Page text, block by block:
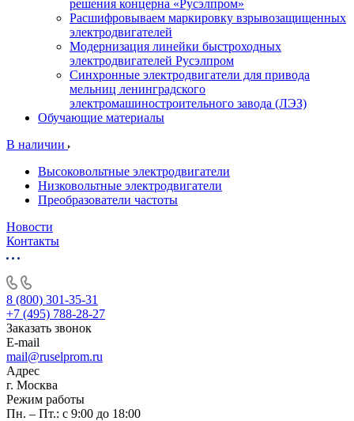
решения концерна «Русэлпром»
Расшифровываем маркировку взрывозащищенных
электродвигателей
Модернизация линейки быстроходных
электродвигателей Русэлпром
Синхронные электродвигатели для привода
мельниц ленинградского
электромашиностроительного завода (ЛЭЗ)
Обучающие материалы
В наличии
Высоковольтные электродвигатели
Низковольтные электродвигатели
Преобразователи частоты
Новости
Контакты
8 (800) 301-35-31
+7 (495) 788-28-27
Заказать звонок
E-mail
mail@ruselprom.ru
Адрес
г. Москва
Режим работы
Пн. – Пт.: с 9:00 до 18:00